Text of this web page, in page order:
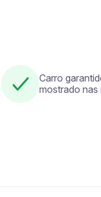
Carro
mostrado nas
válida. É